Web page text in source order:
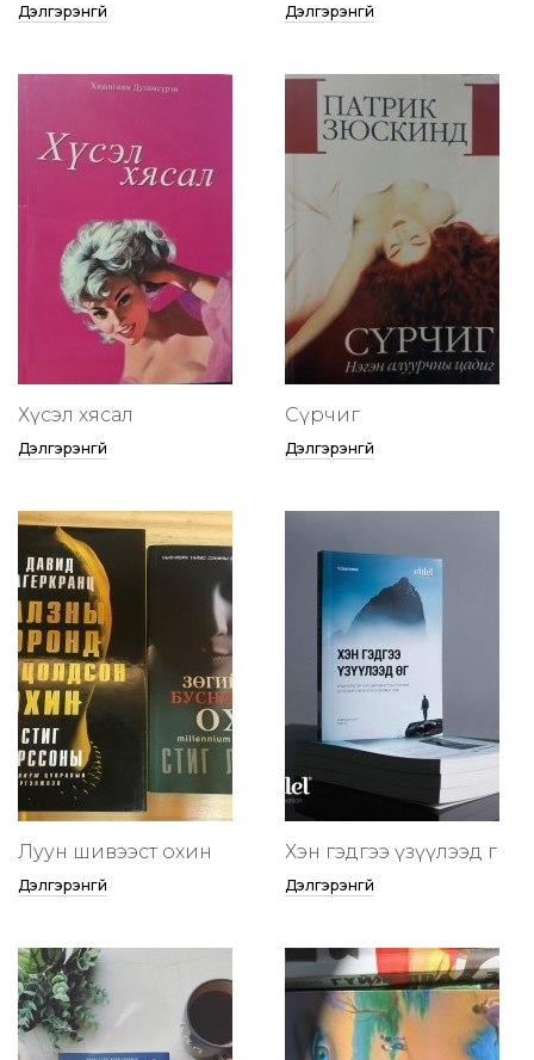
Дэлгэрэнгүй Дэлгэрэнгүй
Хүсэл хясал
Дэлгэрэнгүй
Сүрчиг
Дэлгэрэнгүй
Луун шивээст охин
Дэлгэрэнгүй
Хэн гэдгээ үзүүлээд өг
Дэлгэрэнгүй